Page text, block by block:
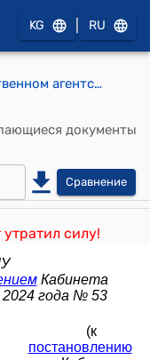
KG RU
ПОЛОЖЕНИЕ о Государственном агентстве по земельным ресурсам при Министерстве сельского, водного хозяйства и развития регионов Кыргызской Республики (к постановлению Кабинета Министров КР от 6 августа 2021 года N 116)
документы
Сравнение
силу!